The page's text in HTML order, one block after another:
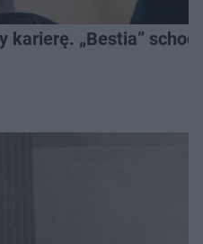
karierę. „Bestia”